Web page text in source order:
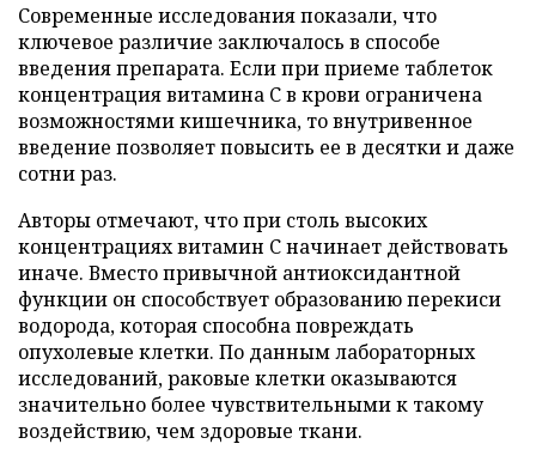
Современные исследования показали, что
ключевое различие заключалось в способе
введения препарата. Если при приеме таблеток
концентрация витамина C в крови ограничена
возможностями кишечника, то внутривенное
введение позволяет повысить ее в десятки и даже
сотни раз.
Авторы отмечают, что при столь высоких
концентрациях витамин C начинает действовать
иначе. Вместо привычной антиоксидантной
функции он способствует образованию перекиси
водорода, которая способна повреждать
опухолевые клетки. По данным лабораторных
исследований, раковые клетки оказываются
значительно более чувствительными к такому
воздействию, чем здоровые ткани.